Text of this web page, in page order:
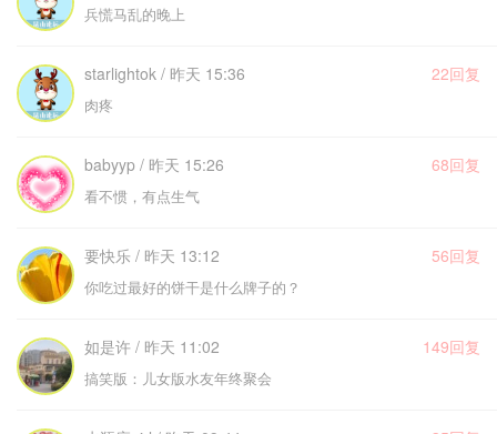
兵慌马乱的晚上
starlightok / 昨天 15:36 22回复
肉疼
babyyp / 昨天 15:26 68回复
看不惯，有点生气
要快乐 / 昨天 13:12 56回复
你吃过最好的饼干是什么牌子的？
如是许 / 昨天 11:02 149回复
搞笑版：儿女版水友年终聚会